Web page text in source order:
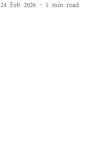
24 Feb 2026 1 min read